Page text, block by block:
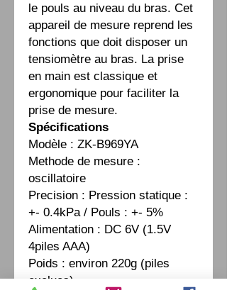
le pouls au niveau du bras. Cet
appareil de mesure reprend les
fonctions que doit disposer un
tensiomètre au bras. La prise
en main est classique et
ergonomique pour faciliter la
prise de mesure.
Spécifications
Modèle : ZK-B969YA
Methode de mesure :
oscillatoire
Precision : Pression statique :
+- 0.4kPa / Pouls : +- 5%
Alimentation : DC 6V (1.5V
4piles AAA)
Poids : environ 220g (piles
exclues)